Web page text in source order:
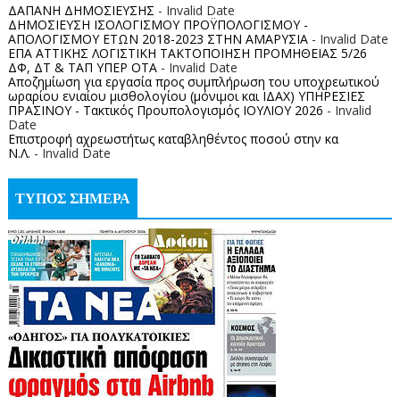
ΔΑΠΑΝΗ ΔΗΜΟΣΙΕΥΣΗΣ - Invalid Date
ΔΗΜΟΣΙΕΥΣΗ ΙΣΟΛΟΓΙΣΜΟΥ ΠΡΟΫΠΟΛΟΓΙΣΜΟΥ -
ΑΠΟΛΟΓΙΣΜΟΥ ΕΤΩΝ 2018-2023 ΣΤΗΝ ΑΜΑΡΥΣΙΑ- Invalid Date
ΕΠΑ ΑΤΤΙΚΗΣ ΛΟΓΙΣΤΙΚΗ ΤΑΚΤΟΠΟΙΗΣΗ ΠΡΟΜΗΘΕΙΑΣ 5/26
ΔΦ, ΔΤ & ΤΑΠ ΥΠΕΡ ΟΤΑ- Invalid Date
Αποζημίωση για εργασία προς συμπλήρωση του υποχρεωτικού
ωραρίου ενιαίου μισθολογίου (μόνιμοι και ΙΔΑΧ) ΥΠΗΡΕΣΙΕΣ
ΠΡΑΣΙΝΟΥ - Τακτικός Προυπολογισμός ΙΟΥΛΙΟΥ 2026 - Invalid
Date
Επιστροφή αχρεωστήτως καταβληθέντος ποσoύ στην κα
Ν.Λ. - Invalid Date
ΤΥΠΟΣ ΣΗΜΕΡΑ